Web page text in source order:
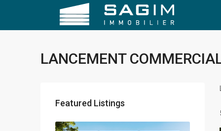
LANCEMENT
Featured Listings